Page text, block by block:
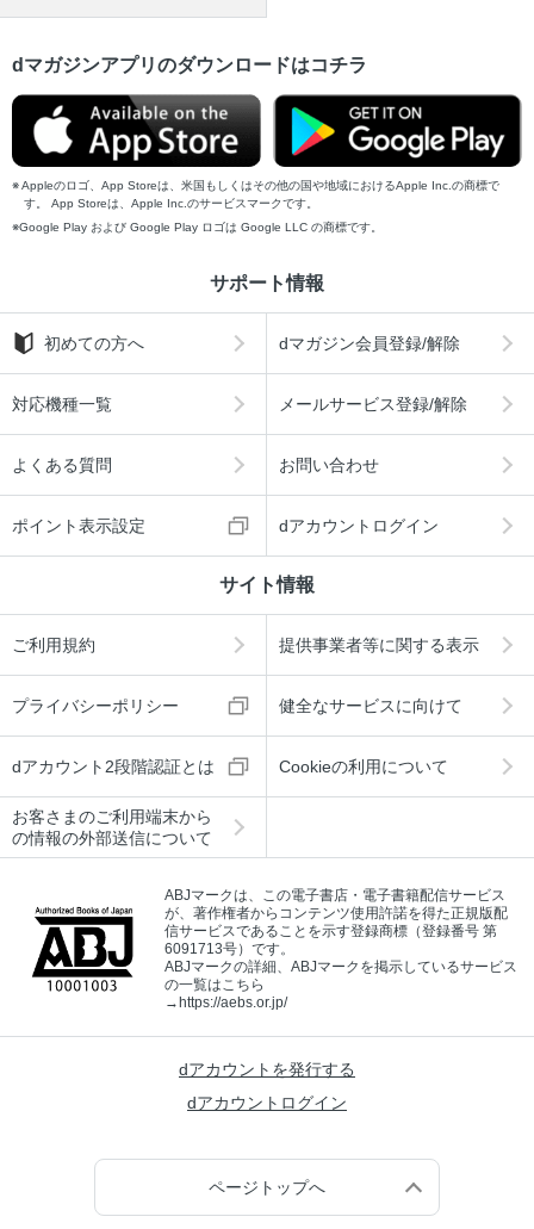
dマガジンアプリのダウンロードはコチラ
Appleのロゴ、App Storeは、米国もしくはその他の国や地域におけるApple Inc.の商標で
す。 App Storeは、Apple Inc.のサービスマークです。
Google Play および Google Play ロゴは Google LLC の商標です。
サポート情報
初めての方へ dマガジン会員登録/解除
対応機種一覧 メールサービス登録/解除
よくある質問 お問い合わせ
ポイント表示設定 dアカウントログイン
サイト情報
ご利用規約 提供事業者等に関する表示
プライバシーポリシー 健全なサービスに向けて
dアカウント2段階認証とは Cookieの利用について
お客さまのご利用端末から
の情報の外部送信について
ABJマークは、この電子書店・電子書籍配信サービス
が、著作権者からコンテンツ使用許諾を得た正規版配
信サービスであることを示す登録商標（登録番号 第
6091713号）です。
ABJマークの詳細、ABJマークを掲示しているサービス
の一覧はこちら
→ https://aebs.or.jp/
dアカウントを発行する
dアカウントログイン
ページトップへ